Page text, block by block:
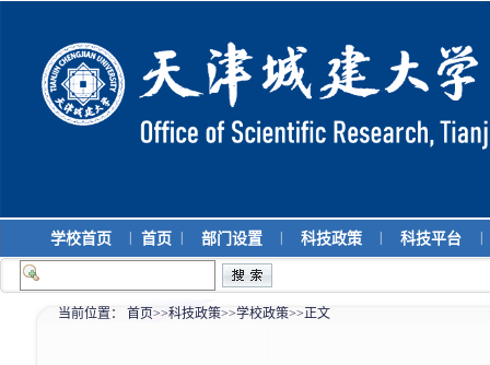
学校首页 首页 部门设置 科技政策 科技平台
当前位置： 首页>>科技政策>>学校政策>>正文